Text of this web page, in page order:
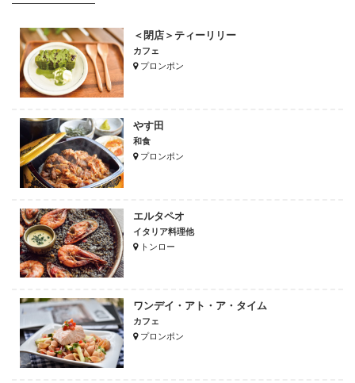
＜閉店＞ティーリリー
カフェ
プロンポン
やす田
和食
プロンポン
エルタペオ
イタリア料理他
トンロー
ワンデイ・アト・ア・タイム
カフェ
プロンポン